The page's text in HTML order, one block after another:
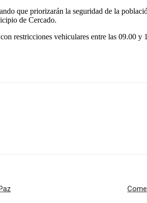
que priorizarán la seguridad de la
de Cercado.
restricciones vehiculares entre las 09.00